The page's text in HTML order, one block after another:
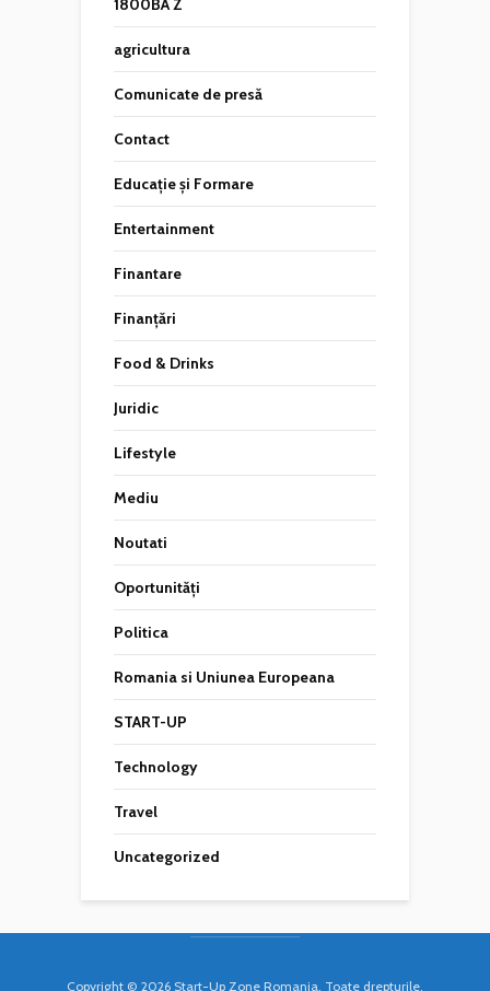
1800BA Z
agricultura
Comunicate de presă
Contact
Educație și Formare
Entertainment
Finantare
Finanțări
Food & Drinks
Juridic
Lifestyle
Mediu
Noutati
Oportunități
Politica
Romania si Uniunea Europeana
START-UP
Technology
Travel
Uncategorized
Copyright © 2026 Start-Up Zone Romania. Toate drepturile,